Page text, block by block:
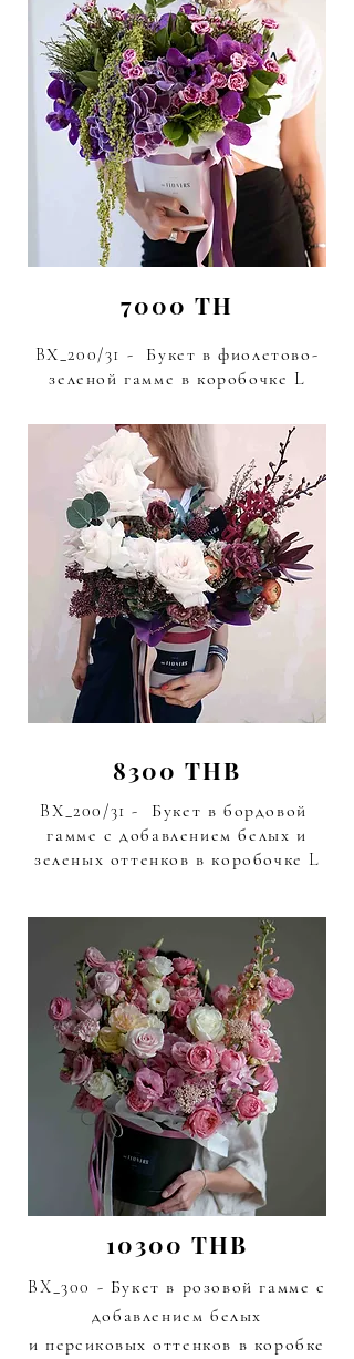
7000 TH
BХ_200/31 - Букет в фиолетово-
зеленой гамме в коробочке L
8300 THB
BХ_200/31 - Букет в бордовой
гамме с добавлением белых и
зеленых оттенков в коробочке L
10300 THB
BX_300 - Букет в розовой гамме с
добавлением белых
иперсиковых оттенков в коробке